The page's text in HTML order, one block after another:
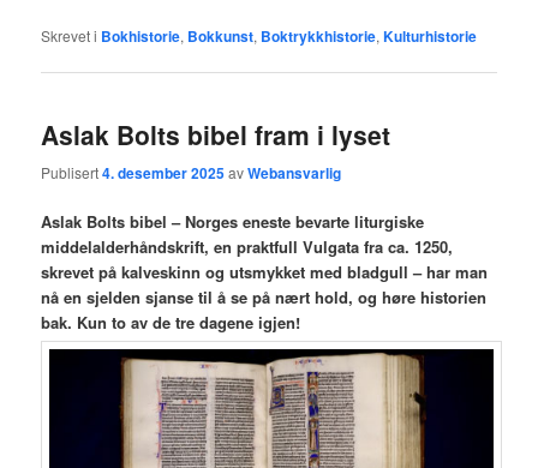
Skrevet i Bokhistorie, Bokkunst, Boktrykkhistorie,Kulturhistorie
Aslak Bolts bibel fram i lyset
Publisert4. desember 2025avWebansvarlig
Aslak Bolts bibel – Norges eneste bevarte liturgiske
middelalderhåndskrift, en praktfull Vulgata fra ca. 1250,
skrevet på kalveskinn og utsmykket med bladgull – har man
nå en sjelden sjanse til å se på nært hold, og høre historien
bak. Kun to av de tre dagene igjen!